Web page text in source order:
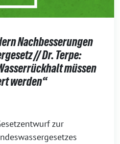
Nachbesserungen
// Dr. Terpe:
müssen
werden“
zur